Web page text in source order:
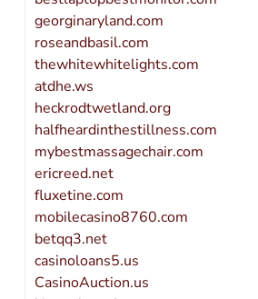
georginaryland.com
roseandbasil.com
thewhitewhitelights.com
atdhe.ws
heckrodtwetland.org
halfheardinthestillness.com
mybestmassagechair.com
ericreed.net
fluxetine.com
mobilecasino8760.com
betqq3.net
casinoloans5.us
CasinoAuction.us